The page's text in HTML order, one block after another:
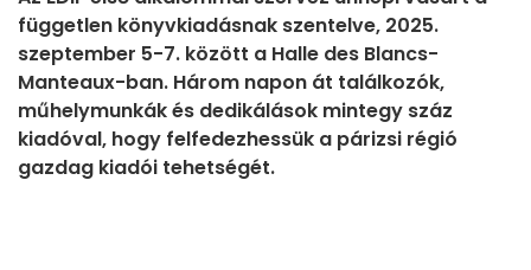
független könyvkiadásnak szentelve, 2025.
szeptember 5-7. között a Halle des Blancs-
Manteaux-ban. Három napon át találkozók,
műhelymunkák és dedikálások mintegy száz
kiadóval, hogy felfedezhessük a párizsi régió
gazdag kiadói tehetségét.